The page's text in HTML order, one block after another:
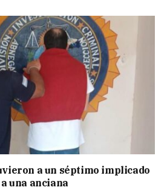
a un séptimo implicado
una anciana